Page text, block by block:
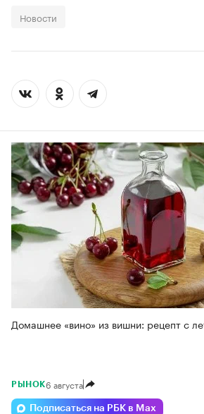
Новости
Домашнее «вино» из вишни: рецепт с
РЫНОК6 августа
Подписаться на РБК в Max